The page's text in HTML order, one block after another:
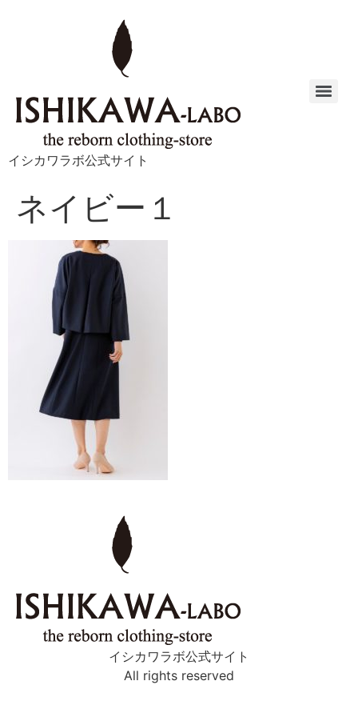
イシカワラボ公式サイト
ネイビー１
イシカワラボ公式サイト
All rights reserved